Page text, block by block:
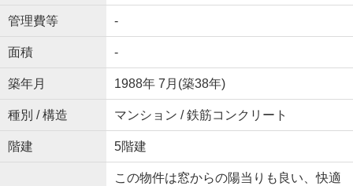
管理費等 -
面積 -
築年月 1988年 7月(築38年)
種別 / 構造 マンション / 鉄筋コンクリート
階建 5階建
この物件は窓からの陽当りも良い、快適